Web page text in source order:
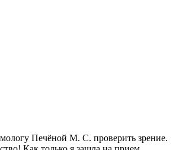
Печёной М. С. проверить зрение.